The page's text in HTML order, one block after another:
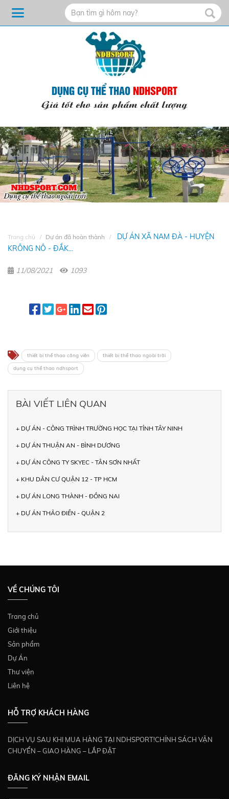
DỤNG CỤ THỂ THAONDHSPORT
Giá tốt cho sản phẩm chất lượng
Trang chủ Dự án đã hoàn thành
DỰ ÁN XÃ NAM ĐÀ - HUYỆN
KRÔNG NÔ - ĐẮK...
11/08/2021 1093
thiết bị thể thao công viên
thiết bị thể thao ngoài trời
dụng cụ thể thao ndhsport
BÀI VIẾT LIÊN QUAN
+ DỰ ÁN - CÔNG TRÌNH TRƯỜNG HỌC TẠI TỈNH TÂY NINH
+ DỰ ÁN THUẬN AN - BÌNH DƯƠNG
+ DỰ ÁN CÔNG TY SKYEC - TÂN SƠN NHẤT
+ KHU DÂN CƯ QUẬN 12 - TP HCM
+ DỰ ÁN LONG THÀNH - ĐỒNG NAI
+ DỰ ÁN THẢO ĐIỀN - QUẬN 2
VỀ CHÚNG TÔI
Trang chủ
Giới thiệu
Sản phẩm
Dự Án
Thư viện
Liên hệ
HỖ TRỢ KHÁCH HÀNG
DỊCH VỤ SAU KHI MUA HÀNG TẠI NDHSPORT!CHÍNH SÁCH VẬN
CHUYỂN – GIAO HÀNG – LẮP ĐẶT
ĐĂNG KÝ NHẬN EMAIL